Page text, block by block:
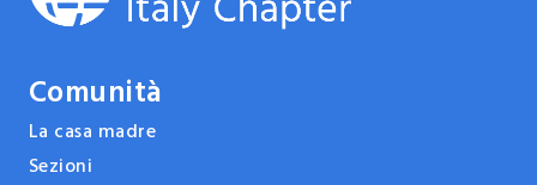
Comunità
La casa madre
Sezioni